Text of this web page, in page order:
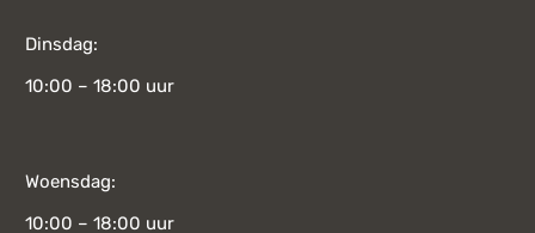
Dinsdag:
10:00 – 18:00 uur
Woensdag:
10:00 – 18:00 uur